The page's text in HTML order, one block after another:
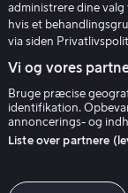
administrere dine valg
hvis et
via siden
Vi og vores
Bruge præcise
identifikation.
annoncerings- og
Liste over partnere